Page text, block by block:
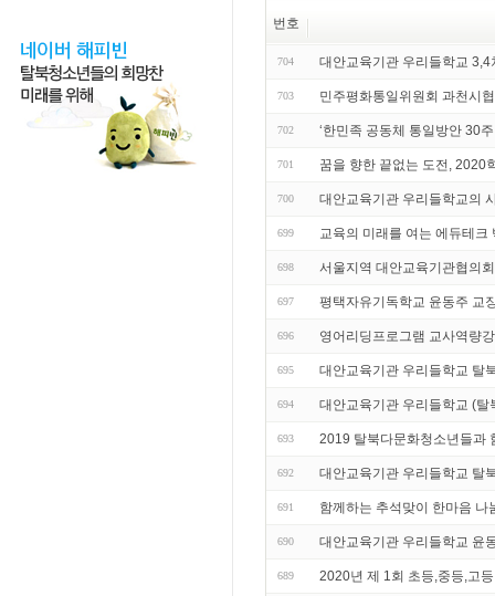
번호
704 대안교육기관 우리들학교
703 민주평화통일위원회 과천시
702 ‘한민족 공동체 통일방안 30
701 꿈을 향한 끝없는 도전, 2020
700 대안교육기관 우리들학교의
699 교육의 미래를 여는 에듀테크
698 서울지역 대안교육기관협의
697 평택자유기독학교 윤동주 교
696 영어리딩프로그램 교사역량
695 대안교육기관 우리들학교 탈
694 대안교육기관 우리들학교 (
693 2019 탈북다문화청소년들과
692 대안교육기관 우리들학교 탈
691 함께하는 추석맞이 한마음 나
690 대안교육기관 우리들학교 윤
689 2020년 제 1회 초등,중등,고